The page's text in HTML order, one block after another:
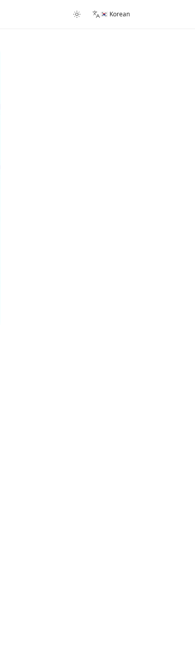
🇰🇷 Korean